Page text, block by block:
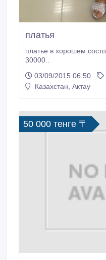
платья
платье в хорошем состоянии. цена в магазине
30000..
03/09/2015 06:50
Казахстан, Актау
50 000 тенге 〒